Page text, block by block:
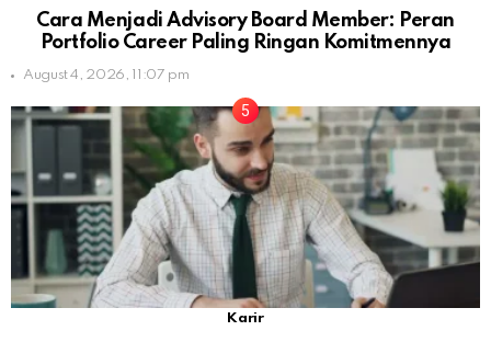
Cara Menjadi Advisory Board Member: Peran
Portfolio Career Paling Ringan Komitmennya
August 4, 2026, 11:07 pm
Karir